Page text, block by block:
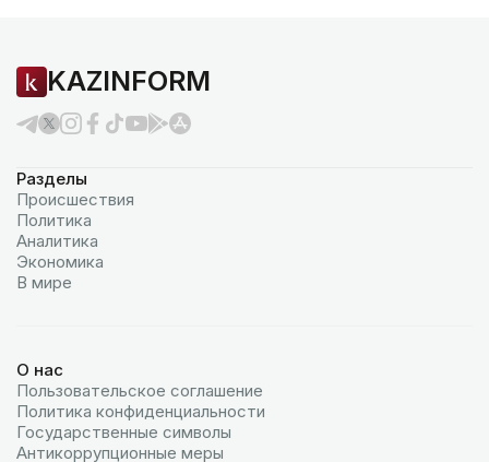
KAZINFORM
Разделы
Происшествия
Политика
Аналитика
Экономика
В мире
О нас
Пользовательское соглашение
Политика конфиденциальности
Государственные символы
Антикоррупционные меры